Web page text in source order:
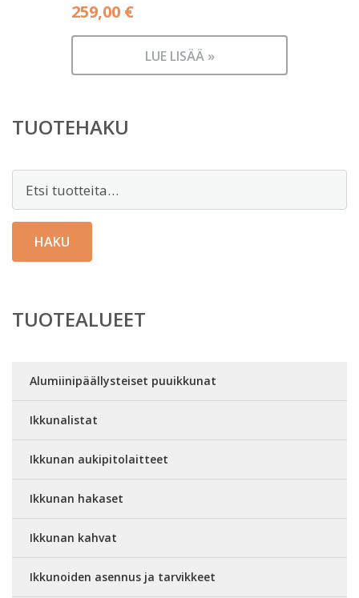
259,00 €
LUE LISÄÄ »
TUOTEHAKU
HAKU
TUOTEALUEET
Alumiinipäällysteiset puuikkunat
Ikkunalistat
Ikkunan aukipitolaitteet
Ikkunan hakaset
Ikkunan kahvat
Ikkunoiden asennus ja tarvikkeet